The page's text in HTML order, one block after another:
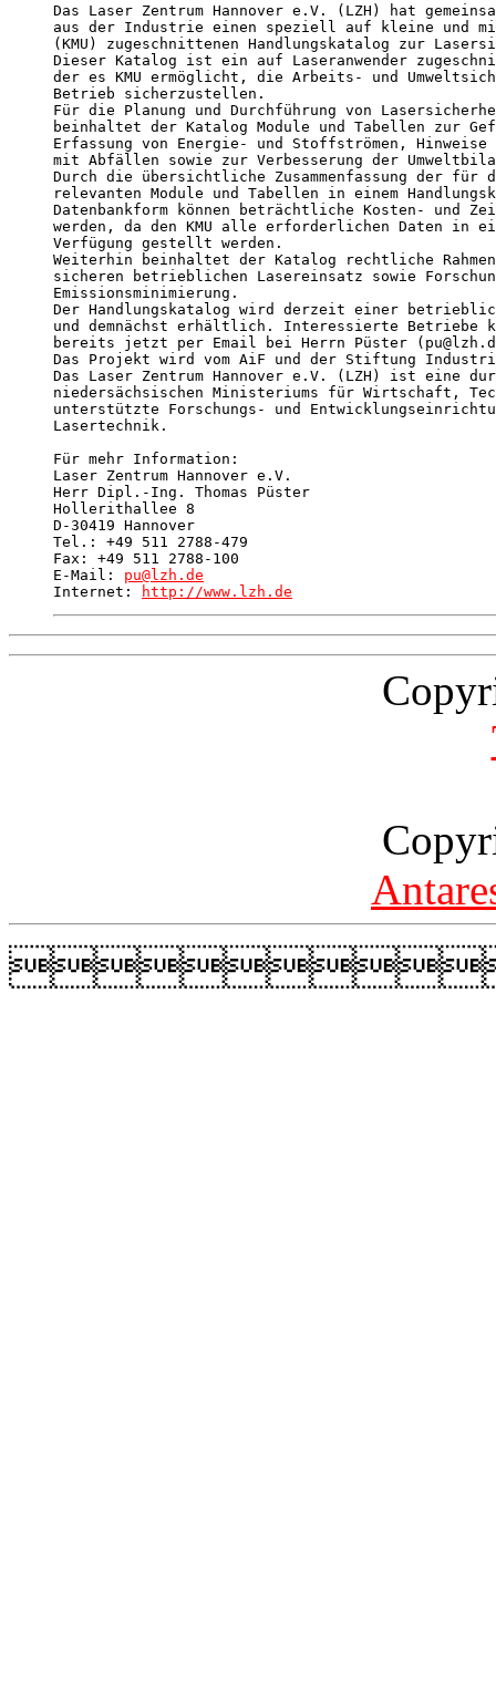
Das Laser Zentrum Hannover e.V. (LZH) hat
aus der Industrie einen speziell auf kleine und
(KMU) zugeschnittenen Handlungskatalog zur
Dieser Katalog ist ein auf Laseranwender
der es KMU ermöglicht, die Arbeits- und
Betrieb sicherzustellen.
Für die Planung und Durchführung von
beinhaltet der Katalog Module und Tabellen zur
Erfassung von Energie- und Stoffströmen, Hinweise
mit Abfällen sowie zur Verbesserung der
Durch die übersichtliche Zusammenfassung der für
relevanten Module und Tabellen in einem
Datenbankform können beträchtliche Kosten- und
werden, da den KMU alle erforderlichen Daten in
Verfügung gestellt werden.
Weiterhin beinhaltet der Katalog rechtliche
sicheren betrieblichen Lasereinsatz sowie
Emissionsminimierung.
Der Handlungskatalog wird derzeit einer
und demnächst erhältlich. Interessierte Betriebe
bereits jetzt per Email bei Herrn Püster
Das Projekt wird vom AiF und der Stiftung
Das Laser Zentrum Hannover e.V. (LZH) ist eine
niedersächsischen Ministeriums für Wirtschaft,
unterstützte Forschungs- und
Lasertechnik.
Für mehr Information:
Laser Zentrum Hannover e.V.
Herr Dipl.-Ing. Thomas Püster
Hollerithallee 8
D-30419 Hannover
Tel.: +49 511 2788-479
Fax: +49 511 2788-100
E-Mail: pu@lzh.de
Internet:
http://www.lzh.de